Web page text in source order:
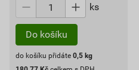
ks
Do košíku
do košíku přidáte 0,5 kg